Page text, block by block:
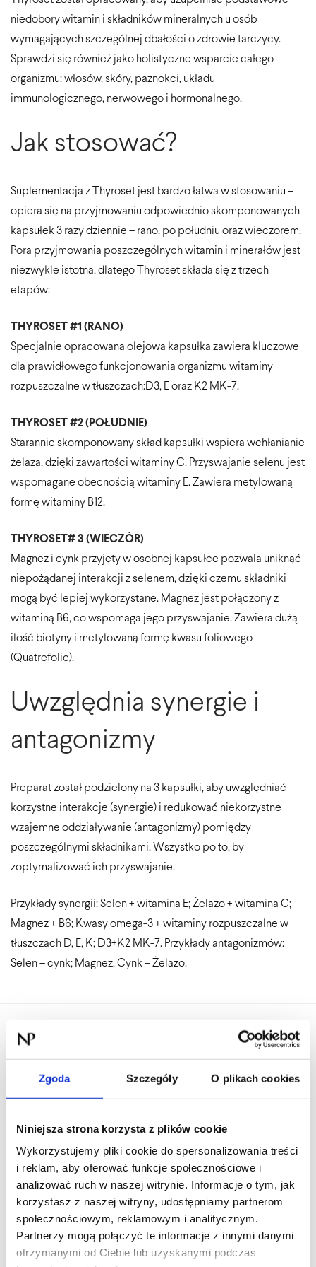
Zgoda Szczegóły O plikach cookies
Niniejsza strona korzysta z plików cookie
Wykorzystujemy pliki cookie do spersonalizowania treści
i reklam, aby oferować funkcje społecznościowe i
analizować ruch w naszej witrynie. Informacje o tym, jak
korzystasz z naszej witryny, udostępniamy partnerom
społecznościowym, reklamowym i analitycznym.
Partnerzy mogą połączyć te informacje z innymi danymi
otrzymanymi od Ciebie lub uzyskanymi podczas
niedobory witamin i składników mineralnych u osób
wymagających szczególnej dbałości o zdrowie tarczycy.
Sprawdzi się również jako holistyczne wsparcie całego
organizmu: włosów, skóry, paznokci, układu
immunologicznego, nerwowego i hormonalnego.
Jak stosować?
Suplementacja z Thyroset jest bardzo łatwa w stosowaniu –
opiera się na przyjmowaniu odpowiednio skomponowanych
kapsułek 3 razy dziennie – rano, po południu oraz wieczorem.
Pora przyjmowania poszczególnych witamin i minerałów jest
niezwykle istotna, dlatego Thyroset składa się z trzech
etapów:
THYROSET #1 (RANO)
Specjalnie opracowana olejowa kapsułka zawiera kluczowe
dla prawidłowego funkcjonowania organizmu witaminy
rozpuszczalne w tłuszczach:D3, E oraz K2 MK-7.
THYROSET #2 (POŁUDNIE)
Starannie skomponowany skład kapsułki wspiera wchłanianie
żelaza, dzięki zawartości witaminy C. Przyswajanie selenu jest
wspomagane obecnością witaminy E. Zawiera metylowaną
formę witaminy B12.
THYROSET# 3 (WIECZÓR)
Magnez i cynk przyjęty w osobnej kapsułce pozwala uniknąć
niepożądanej interakcji z selenem, dzięki czemu składniki
mogą być lepiej wykorzystane. Magnez jest połączony z
witaminą B6, co wspomaga jego przyswajanie. Zawiera dużą
ilość biotyny i metylowaną formę kwasu foliowego
(Quatrefolic).
Uwzględnia synergie i
antagonizmy
Preparat został podzielony na 3 kapsułki, aby uwzględniać
korzystne interakcje (synergie) i redukować niekorzystne
wzajemne oddziaływanie (antagonizmy) pomiędzy
poszczególnymi składnikami. Wszystko po to, by
zoptymalizować ich przyswajanie.
Przykłady synergii: Selen + witamina E; Żelazo + witamina C;
Magnez + B6; Kwasy omega-3 + witaminy rozpuszczalne w
tłuszczach D, E, K; D3+K2 MK-7. Przykłady antagonizmów:
Selen – cynk; Magnez, Cynk – Żelazo.
Gospodarka żelazowa